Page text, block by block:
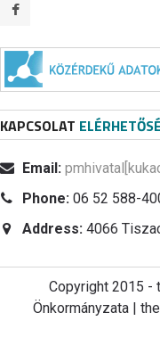
KAPCSOLAT
Email:
Phone: 06 52 588-
Address: 4066
Copyright 2015 -
Önkormányzata |